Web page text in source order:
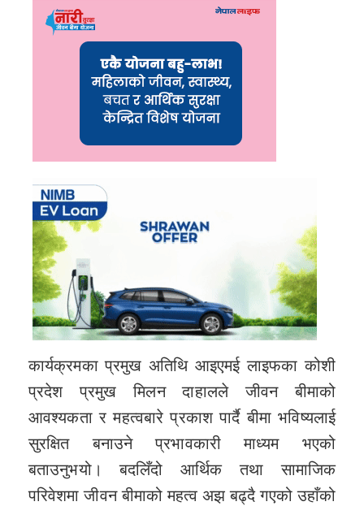
कार्यक्रमका प्रमुख अतिथि आइएमई लाइफका कोशी
प्रदेश प्रमुख मिलन दाहालले जीवन बीमाको
आवश्यकता र महत्वबारे प्रकाश पार्दै बीमा भविष्यलाई
सुरक्षित बनाउने प्रभावकारी माध्यम भएको
बताउनुभयो। बदलिँदो आर्थिक तथा सामाजिक
परिवेशमा जीवन बीमाको महत्व अझ बढ्दै गएको उहाँको